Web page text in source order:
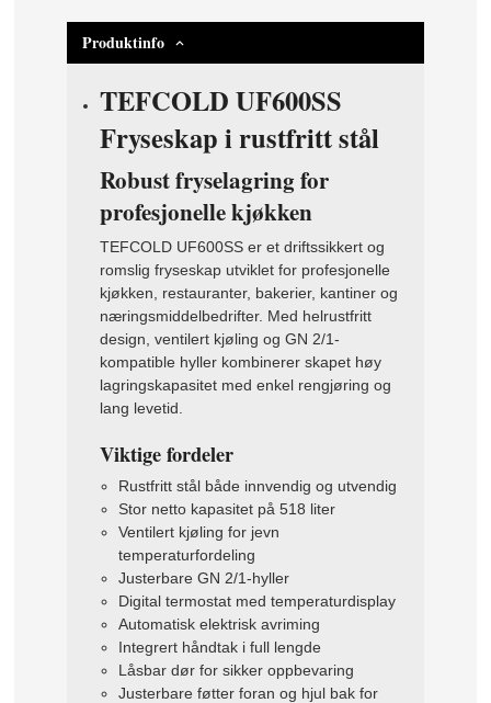
Produktinfo
TEFCOLD UF600SS
Fryseskap i rustfritt stål
Robust fryselagring for
profesjonelle kjøkken
TEFCOLD UF600SS er et driftssikkert og
romslig fryseskap utviklet for profesjonelle
kjøkken, restauranter, bakerier, kantiner og
næringsmiddelbedrifter. Med helrustfritt
design, ventilert kjøling og GN 2/1-
kompatible hyller kombinerer skapet høy
lagringskapasitet med enkel rengjøring og
lang levetid.
Viktige fordeler
Rustfritt stål både innvendig og utvendig
Stor netto kapasitet på 518 liter
Ventilert kjøling for jevn
temperaturfordeling
Justerbare GN 2/1-hyller
Digital termostat med temperaturdisplay
Automatisk elektrisk avriming
Integrert håndtak i full lengde
Låsbar dør for sikker oppbevaring
Justerbare føtter foran og hjul bak for